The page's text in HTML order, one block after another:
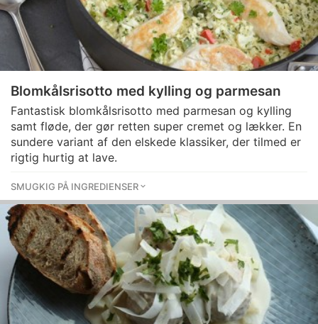
Blomkålsrisotto med kylling og parmesan
Fantastisk blomkålsrisotto med parmesan og kylling
samt fløde, der gør retten super cremet og lækker. En
sundere variant af den elskede klassiker, der tilmed er
rigtig hurtig at lave.
SMUGKIG PÅ INGREDIENSER